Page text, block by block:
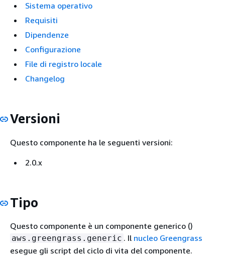
Sistema operativo
Requisiti
Dipendenze
Configurazione
File di registro locale
Changelog
Versioni
Questo componente ha le seguenti versioni:
2.0.x
Tipo
Questo componente è un componente generico ()
aws.greengrass.generic . Il nucleo Greengrass
esegue gli script del ciclo di vita del componente.